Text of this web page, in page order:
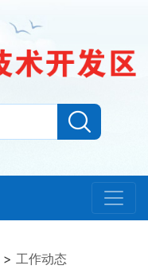
> 工作动态